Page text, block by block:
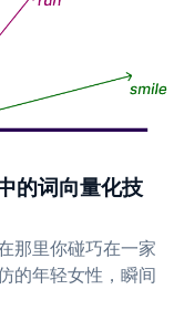
的词向量化技
那里你碰巧在一家
的年轻女性，瞬间